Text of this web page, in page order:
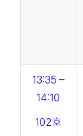
13:35 –
14:10
102호